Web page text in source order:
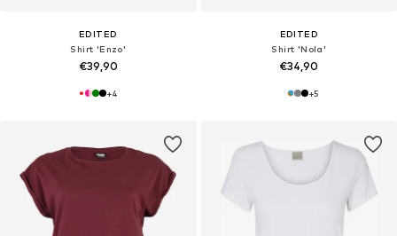
EDITED
Shirt 'Enzo'
€39,90
+4
EDITED
Shirt 'Nola'
€34,90
+5